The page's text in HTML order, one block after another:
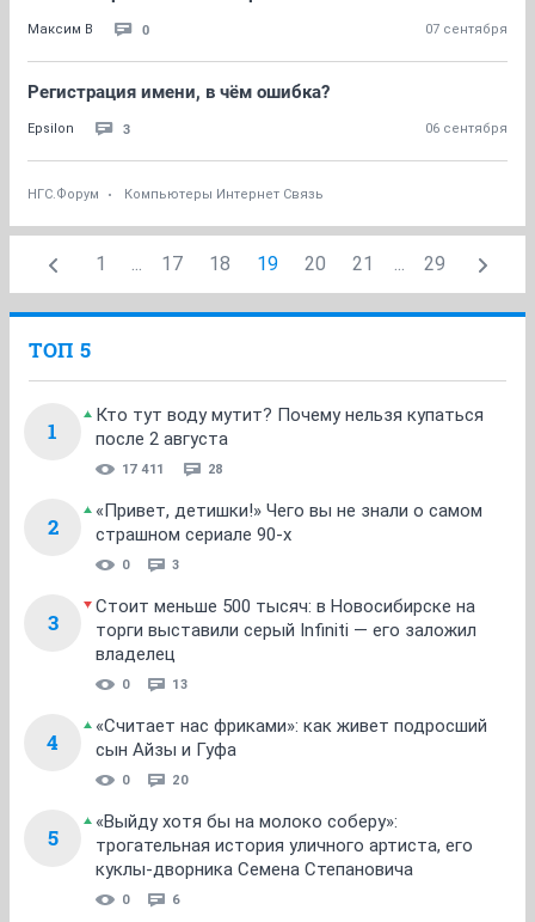
Максим В 0 07 сентября
Регистрация имени, в чём ошибка?
Epsilon 3 06 сентября
НГС.Форум Компьютеры Интернет Связь
1 ... 17 18 19 20 21 ... 29
ТОП 5
1
Кто тут воду мутит? Почему нельзя купаться
после 2 августа
17 411 28
2
«Привет, детишки!» Чего вы не знали о самом
страшном сериале 90-х
0 3
3
Стоит меньше 500 тысяч: в Новосибирске на
торги выставили серый Infiniti — его заложил
владелец
0 13
4
«Считает нас фриками»: как живет подросший
сын Айзы и Гуфа
0 20
5
«Выйду хотя бы на молоко соберу»:
трогательная история уличного артиста, его
куклы-дворника Семена Степановича
0 6